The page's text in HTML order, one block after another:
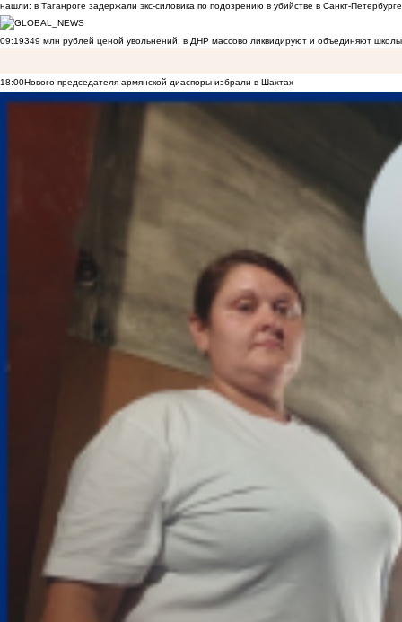
нашли: в Таганроге задержали экс-силовика по подозрению в убийстве в Санкт-Петербурге
09:19349 млн рублей ценой увольнений: в ДНР массово ликвидируют и объединяют
18:00Нового председателя армянской диаспоры избрали в Шахтах